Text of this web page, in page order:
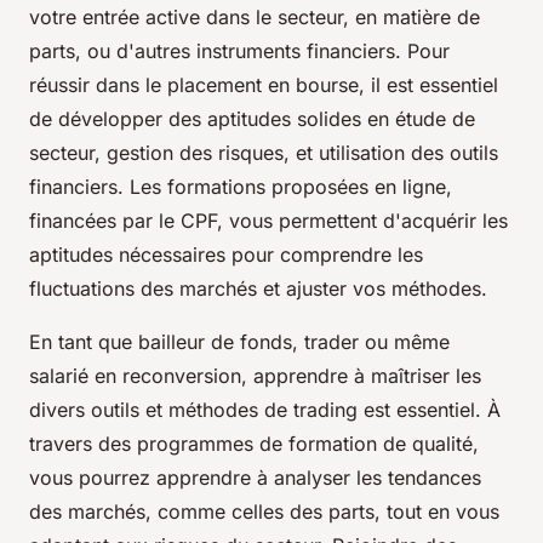
votre entrée active dans le secteur, en matière de
parts, ou d'autres instruments financiers. Pour
réussir dans le placement en bourse, il est essentiel
de développer des aptitudes solides en étude de
secteur, gestion des risques, et utilisation des outils
financiers. Les formations proposées en ligne,
financées par le CPF, vous permettent d'acquérir les
aptitudes nécessaires pour comprendre les
fluctuations des marchés et ajuster vos méthodes.
En tant que bailleur de fonds, trader ou même
salarié en reconversion, apprendre à maîtriser les
divers outils et méthodes de trading est essentiel. À
travers des programmes de formation de qualité,
vous pourrez apprendre à analyser les tendances
des marchés, comme celles des parts, tout en vous